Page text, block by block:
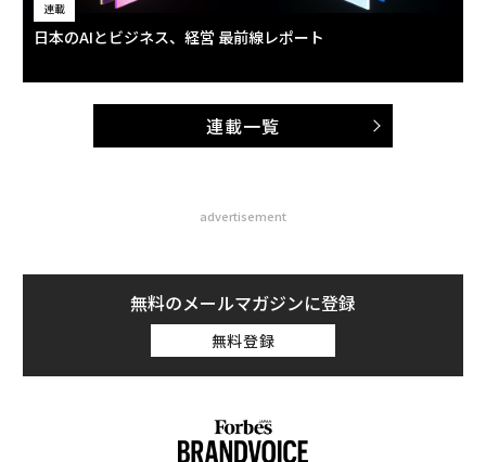
連載
日本のAIとビジネス、経営 最前線レポート
連載一覧
advertisement
無料のメールマガジンに登録
無料登録